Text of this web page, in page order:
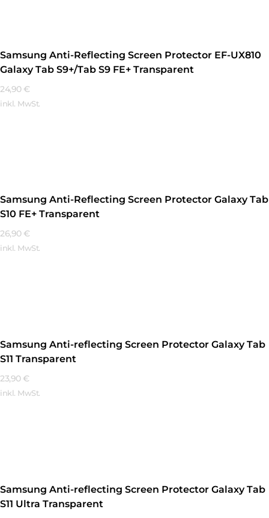
Samsung Anti-Reflecting Screen Protector EF-UX810
Galaxy Tab S9+/Tab S9 FE+ Transparent
24,90 €
inkl. MwSt.
Samsung Anti-Reflecting Screen Protector Galaxy Tab
S10 FE+ Transparent
26,90 €
inkl. MwSt.
Samsung Anti-reflecting Screen Protector Galaxy Tab
S11 Transparent
23,90 €
inkl. MwSt.
Samsung Anti-reflecting Screen Protector Galaxy Tab
S11 Ultra Transparent